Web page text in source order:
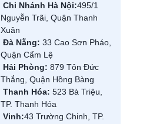
Chi Nhánh Hà Nội:495/1
Nguyễn Trãi, Quận Thanh
Xuân
Đà Nẵng: 33 Cao Sơn Pháo,
Quận Cẩm Lệ
Hải Phòng: 879 Tôn Đức
Thắng, Quận Hồng Bàng
Thanh Hóa: 523 Bà Triệu,
TP. Thanh Hóa
Vinh:43 Trường Chinh, TP.